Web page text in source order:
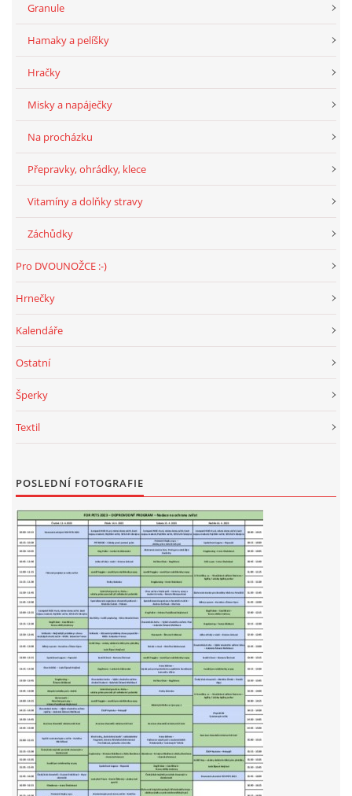
Granule
Hamaky a pelíšky
Hračky
Misky a napáječky
Na procházku
Přepravky, ohrádky, klece
Vitamíny a dolňky stravy
Záchůdky
Pro DVOUNOŽCE :-)
Hrnečky
Kalendáře
Ostatní
Šperky
Textil
POSLEDNÍ FOTOGRAFIE